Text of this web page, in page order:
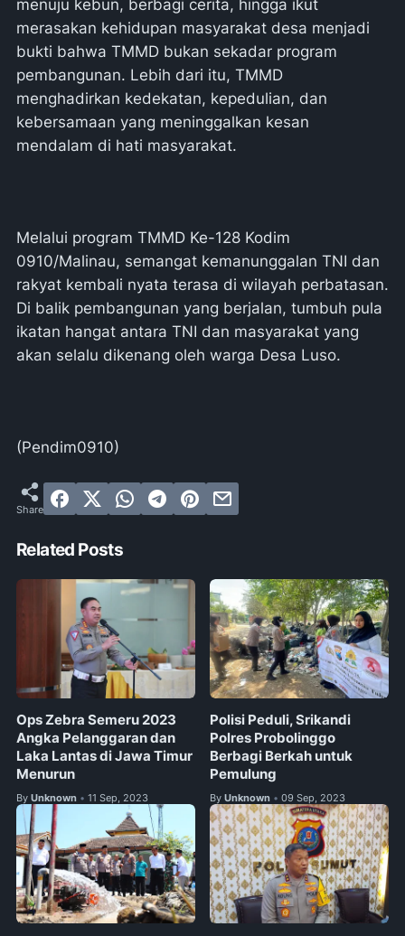
menuju kebun, berbagi cerita, hingga ikut
merasakan kehidupan masyarakat desa menjadi
bukti bahwa TMMD bukan sekadar program
pembangunan. Lebih dari itu, TMMD
menghadirkan kedekatan, kepedulian, dan
kebersamaan yang meninggalkan kesan
mendalam di hati masyarakat.
Melalui program TMMD Ke-128 Kodim
0910/Malinau, semangat kemanunggalan TNI dan
rakyat kembali nyata terasa di wilayah perbatasan.
Di balik pembangunan yang berjalan, tumbuh pula
ikatan hangat antara TNI dan masyarakat yang
akan selalu dikenang oleh warga Desa Luso.
(Pendim0910)
Related Posts
Ops Zebra Semeru 2023
Angka Pelanggaran dan
Laka Lantas di Jawa Timur
Menurun
By Unknown • 11 Sep, 2023
Polisi Peduli, Srikandi
Polres Probolinggo
Berbagi Berkah untuk
Pemulung
By Unknown • 09 Sep, 2023